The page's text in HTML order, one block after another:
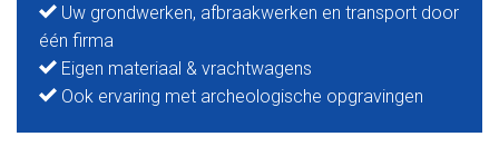
Uw grondwerken, afbraakwerken en transport door
één firma
Eigen materiaal & vrachtwagens
Ook ervaring met archeologische opgravingen